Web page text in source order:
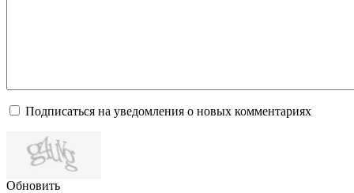
Подписаться на уведомления о новых комментариях
Обновить